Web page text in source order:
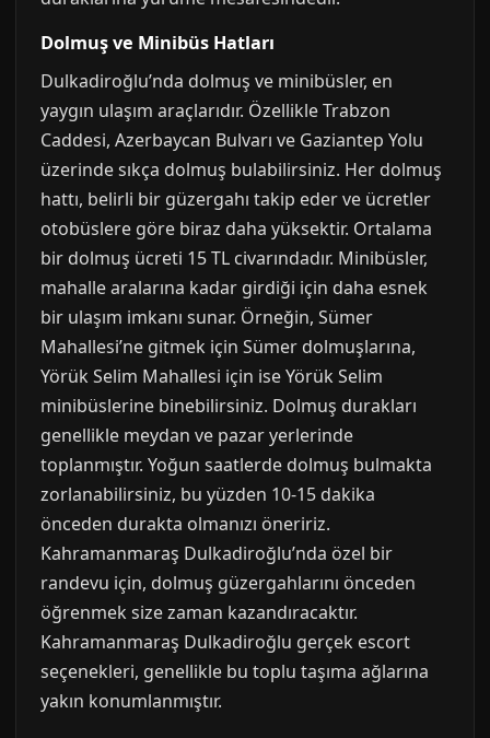
Dolmuş ve Minibüs Hatları
Dulkadiroğlu’nda dolmuş ve minibüsler, en
yaygın ulaşım araçlarıdır. Özellikle Trabzon
Caddesi, Azerbaycan Bulvarı ve Gaziantep Yolu
üzerinde sıkça dolmuş bulabilirsiniz. Her dolmuş
hattı, belirli bir güzergahı takip eder ve ücretler
otobüslere göre biraz daha yüksektir. Ortalama
bir dolmuş ücreti 15 TL civarındadır. Minibüsler,
mahalle aralarına kadar girdiği için daha esnek
bir ulaşım imkanı sunar. Örneğin, Sümer
Mahallesi’ne gitmek için Sümer dolmuşlarına,
Yörük Selim Mahallesi için ise Yörük Selim
minibüslerine binebilirsiniz. Dolmuş durakları
genellikle meydan ve pazar yerlerinde
toplanmıştır. Yoğun saatlerde dolmuş bulmakta
zorlanabilirsiniz, bu yüzden 10-15 dakika
önceden durakta olmanızı öneririz.
Kahramanmaraş Dulkadiroğlu’nda özel bir
randevu için, dolmuş güzergahlarını önceden
öğrenmek size zaman kazandıracaktır.
Kahramanmaraş Dulkadiroğlu gerçek escort
seçenekleri, genellikle bu toplu taşıma ağlarına
yakın konumlanmıştır.